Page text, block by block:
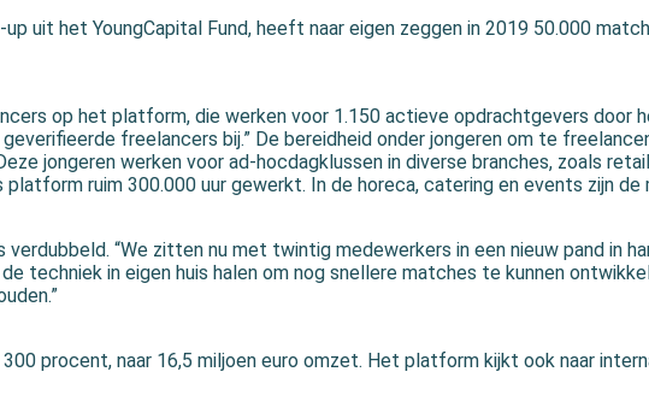
uit het YoungCapital Fund, heeft naar eigen zeggen in 2019 50.000
op het platform, die werken voor 1.150 actieve opdrachtgevers door
freelancers bij.” De bereidheid onder jongeren om te
jongeren werken voor ad-hocdagklussen in diverse branches, zoals
ruim 300.000 uur gewerkt. In de horeca, catering en events zijn de
“We zitten nu met twintig medewerkers in een nieuw pand in
techniek in eigen huis halen om nog snellere matches te kunnen
procent, naar 16,5 miljoen euro omzet. Het platform kijkt ook naar